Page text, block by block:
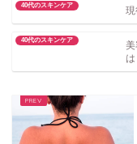
40代のスキンケア
40代のスキンケア
は